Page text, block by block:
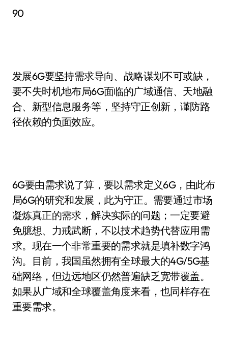
90
发展6G要坚持需求导向、战略谋划不可或缺，
要不失时机地布局6G面临的广域通信、天地融
合、新型信息服务等，坚持守正创新，谨防路
径依赖的负面效应。
6G要由需求说了算，要以需求定义6G，由此布
局6G的研究和发展，此为守正。需要通过市场
凝炼真正的需求，解决实际的问题；一定要避
免臆想、力戒武断，不以技术趋势代替应用需
求。现在一个非常重要的需求就是填补数字鸿
沟。目前，我国虽然拥有全球最大的4G/5G基
础网络，但边远地区仍然普遍缺乏宽带覆盖。
如果从广域和全球覆盖角度来看，也同样存在
重要需求。